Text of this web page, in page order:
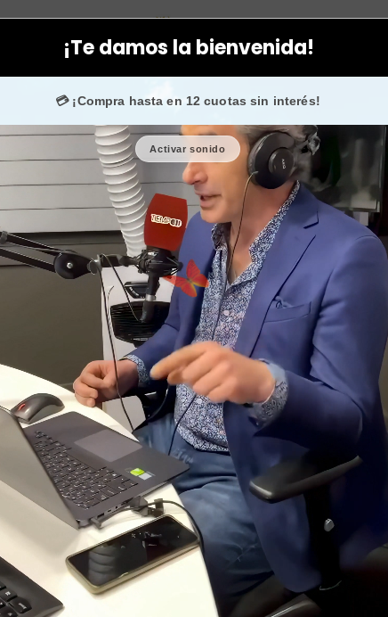
¡Te damos la bienvenida!
💳 ¡Compra hasta en 12 cuotas sin interés!
Activar sonido
Accesorios Scrunchie tonalidad negra diseño
enInstagramconfían en nosotros.
elegante y
🎉 Bienvenid@ 🔥 ¡Hasta de
Cantidad